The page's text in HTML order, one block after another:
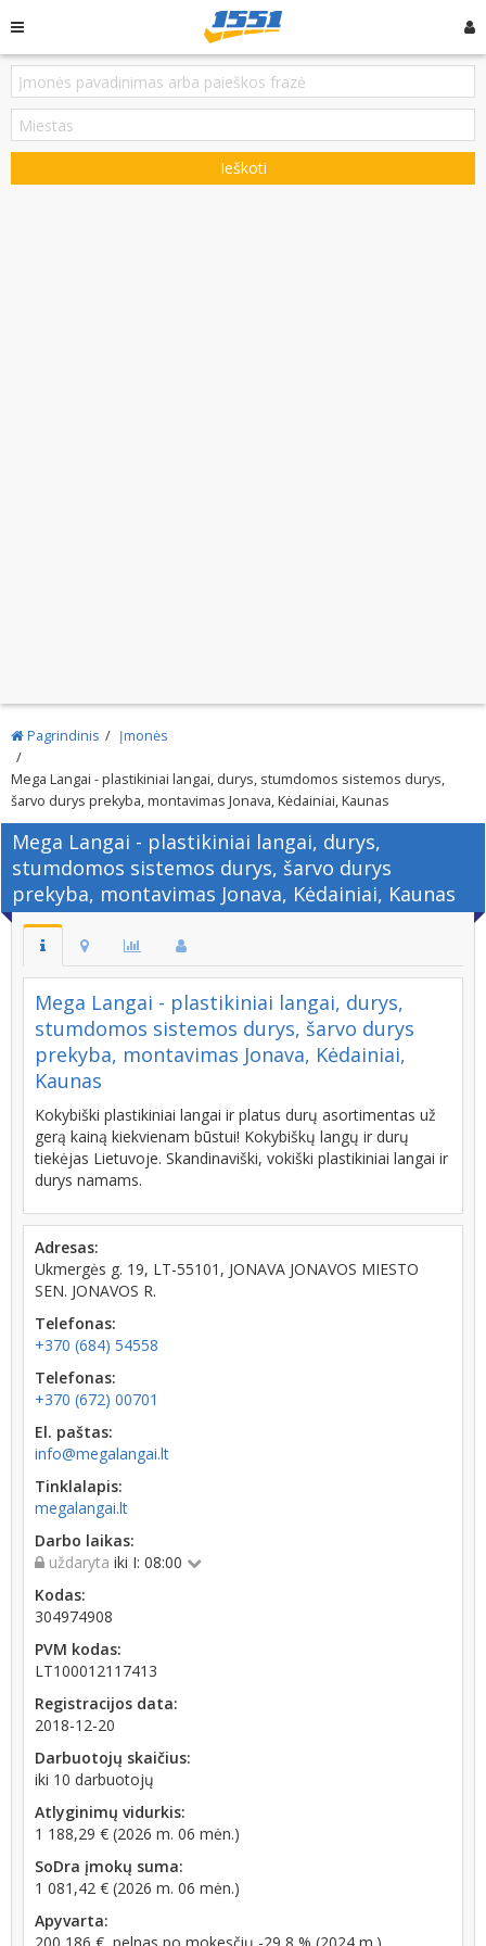
Ieškoti
Pagrindinis Įmonės
Mega Langai - plastikiniai langai, durys, stumdomos sistemos durys,
šarvo durys prekyba, montavimas Jonava, Kėdainiai, Kaunas
Mega Langai - plastikiniai langai, durys,
stumdomos sistemos durys, šarvo durys
prekyba, montavimas Jonava, Kėdainiai, Kaunas
Mega Langai - plastikiniai langai, durys,
stumdomos sistemos durys, šarvo durys
prekyba, montavimas Jonava, Kėdainiai,
Kaunas
Kokybiški plastikiniai langai ir platus durų asortimentas už
gerą kainą kiekvienam būstui! Kokybiškų langų ir durų
tiekėjas Lietuvoje. Skandinaviški, vokiški plastikiniai langai ir
durys namams.
Adresas:
Ukmergės g. 19, LT-55101, JONAVA JONAVOS MIESTO
SEN. JONAVOS R.
Telefonas:
+370 (684) 54558
Telefonas:
+370 (672) 00701
El. paštas:
info@megalangai.lt
Tinklalapis:
megalangai.lt
Darbo laikas:
uždaryta iki I: 08:00
Kodas:
304974908
PVM kodas:
LT100012117413
Registracijos data:
2018-12-20
Darbuotojų skaičius:
iki 10 darbuotojų
Atlyginimų vidurkis:
1 188,29 € (2026 m. 06 mėn.)
SoDra įmokų suma:
1 081,42 € (2026 m. 06 mėn.)
Apyvarta: